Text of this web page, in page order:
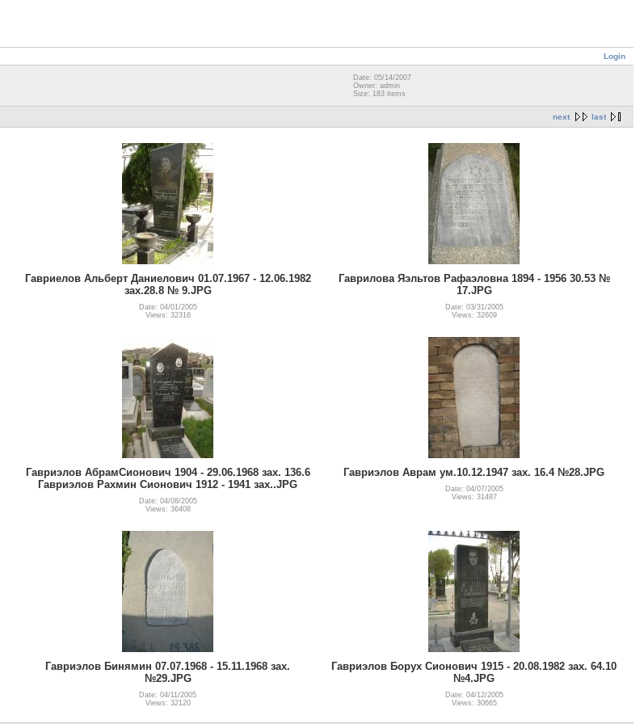
Login
Date: 05/14/2007
Owner: admin
Size: 183 items
next last
Гавриелов Альберт Даниелович 01.07.1967 - 12.06.1982
зах.28.8 № 9.JPG
Date: 04/01/2005
Views: 32316
Гаврилова Яэльтов Рафаэловна 1894 - 1956 30.53 №
17.JPG
Date: 03/31/2005
Views: 32609
Гавриэлов АбрамСионович 1904 - 29.06.1968 зах. 136.6
Гавриэлов Рахмин Сионович 1912 - 1941 зах..JPG
Date: 04/08/2005
Views: 36408
Гавриэлов Аврам ум.10.12.1947 зах. 16.4 №28.JPG
Date: 04/07/2005
Views: 31487
Гавриэлов Бинямин 07.07.1968 - 15.11.1968 зах.
№29.JPG
Date: 04/11/2005
Views: 32120
Гавриэлов Борух Сионович 1915 - 20.08.1982 зах. 64.10
№4.JPG
Date: 04/12/2005
Views: 30665